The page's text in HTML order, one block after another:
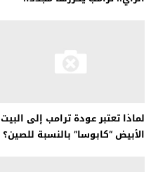
لماذا تعتبر عودة ترامب إلى البيت
الأبيض “كابوسا” بالنسبة للصين؟